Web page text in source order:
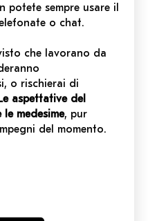
potete sempre usare il
o chat.
che lavorano da
o rischierai di
Le aspettative del
medesime, pur
del momento.